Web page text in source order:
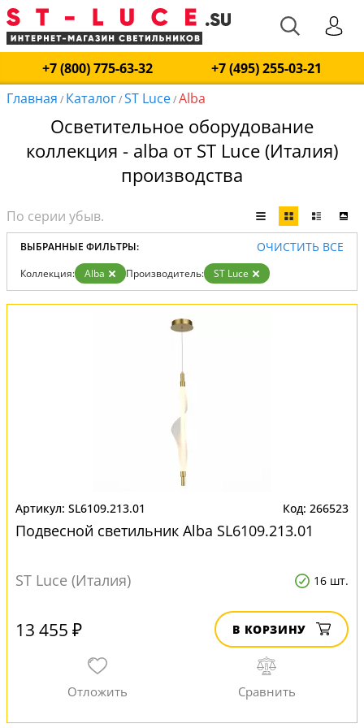
+7 (800) 775-63-32
+7 (495) 255-03-21
Главная / Каталог/ST Luce/Alba
Осветительное оборудование
коллекция - alba от ST Luce (Италия)
производства
ВЫБРАННЫЕ ФИЛЬТРЫ: ОЧИСТИТЬ ВСЕ
Коллекция: Alba Производитель: ST Luce
SL6109.213.01 266523
Подвесной светильник Alba SL6109.213.01
ST Luce (Италия) 16 шт.
13 455 ₽ В КОРЗИНУ